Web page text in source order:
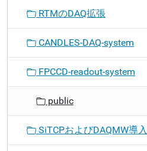
RTMのDAQ拡張
CANDLES-DAQ-system
FPCCD-readout-system
public
SiTCPおよびDAQMW導入